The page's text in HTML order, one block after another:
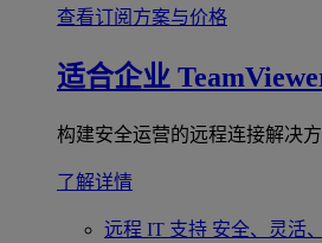
查看订阅方案与价格
适合企业
构建安全运营的远程连接解决方
了解详情
远程 IT 支持 安全、灵活